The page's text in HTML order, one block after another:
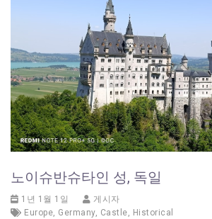
노이슈반슈타인 성, 독일
1년 1월 1일
게시자
Europe, Germany, Castle, Historical